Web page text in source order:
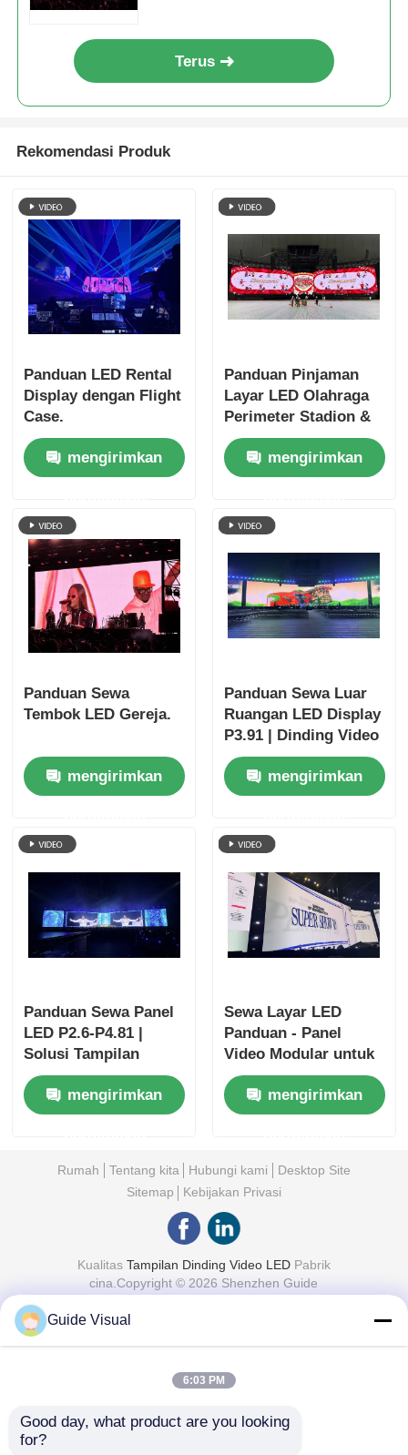
Terus
Rekomendasi Produk
Panduan LED Rental
Display dengan Flight
Case.
mengirimkan
Panduan Pinjaman
Layar LED Olahraga
Perimeter Stadion &
Papan Skor
mengirimkan
Panduan Sewa
Tembok LED Gereja.
mengirimkan
Panduan Sewa Luar
Ruangan LED Display
P3.91 | Dinding Video
Tahan Air IP65
mengirimkan
Panduan Sewa Panel
LED P2.6-P4.81 |
Solusi Tampilan
Acara
mengirimkan
Sewa Layar LED
Panduan - Panel
Video Modular untuk
Acara & Panggung
mengirimkan
Rumah Tentang kita Hubungi kami
Desktop Site
Sitemap
Kebijakan Privasi
Kualitas Tampilan Dinding Video LEDPabrik
cina.Copyright © 2026 Shenzhen Guide
Guide Visual
6:03 PM
Good day, what product are you looking
for?